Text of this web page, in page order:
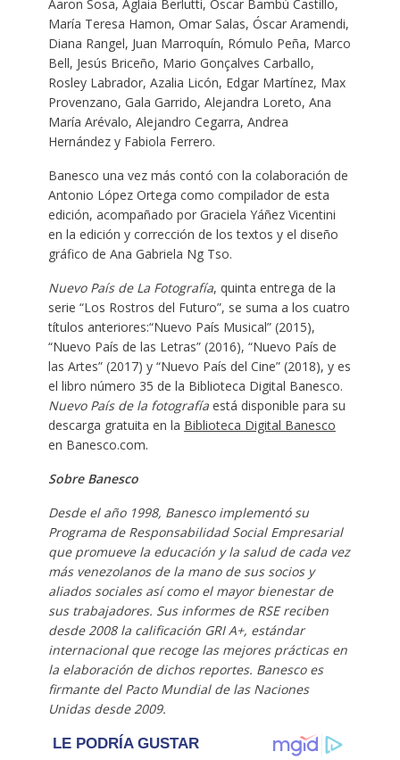
Aaron Sosa, Aglaia Berlutti, Óscar Bambú Castillo,
María Teresa Hamon, Omar Salas, Óscar Aramendi,
Diana Rangel, Juan Marroquín, Rómulo Peña, Marco
Bell, Jesús Briceño, Mario Gonçalves Carballo,
Rosley Labrador, Azalia Licón, Edgar Martínez, Max
Provenzano, Gala Garrido, Alejandra Loreto, Ana
María Arévalo, Alejandro Cegarra, Andrea
Hernández y Fabiola Ferrero.
Banesco una vez más contó con la colaboración de
Antonio López Ortega como compilador de esta
edición, acompañado por Graciela Yáñez Vicentini
en la edición y corrección de los textos y el diseño
gráfico de Ana Gabriela Ng Tso.
Nuevo País de La Fotografía, quinta entrega de la
serie “Los Rostros del Futuro”, se suma a los cuatro
títulos anteriores:“Nuevo País Musical” (2015),
“Nuevo País de las Letras” (2016), “Nuevo País de
las Artes” (2017) y “Nuevo País del Cine” (2018), y es
el libro número 35 de la Biblioteca Digital Banesco.
Nuevo País de la fotografíaestá disponible para su
descarga gratuita en la Biblioteca Digital Banesco
en Banesco.com.
Sobre Banesco
Desde el año 1998, Banesco implementó su
Programa de Responsabilidad Social Empresarial
que promueve la educación y la salud de cada vez
más venezolanos de la mano de sus socios y
aliados sociales así como el mayor bienestar de
sus trabajadores. Sus informes de RSE reciben
desde 2008 la calificación GRI A+, estándar
internacional que recoge las mejores prácticas en
la elaboración de dichos reportes. Banesco es
firmante del Pacto Mundial de las Naciones
Unidas desde 2009.